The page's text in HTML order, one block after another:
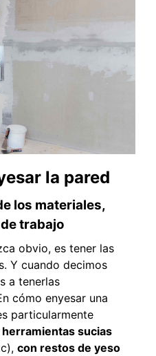
la pared
los materiales,
trabajo
obvio, es tener las
Y cuando decimos
a tenerlas
cómo enyesar una
particularmente
herramientas sucias
con restos de yeso